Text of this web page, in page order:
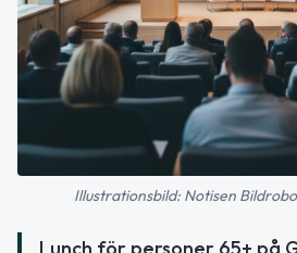
Illustrationsbild: Notisen